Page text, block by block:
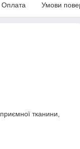
Оплата Умови
тканини,